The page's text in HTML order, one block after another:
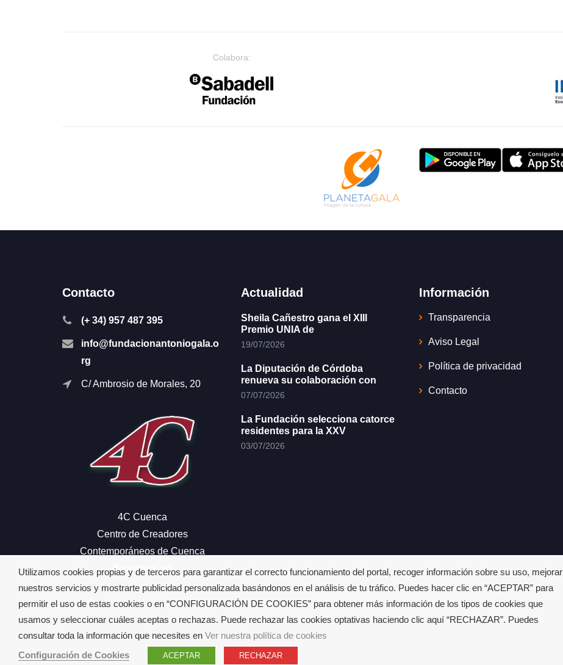
Colabora:
Contacto
(+ 34) 957 487 395
info@fundacionantoniogala.o
rg
C/ Ambrosio de Morales, 20
4C Cuenca
Centro de Creadores
Contemporáneos de Cuenca
4ccuenca.art
Actualidad
Sheila Cañestro gana el XIII
Premio UNIA de
19/07/2026
La Diputación de Córdoba
renueva su colaboración con
07/07/2026
La Fundación selecciona catorce
residentes para la XXV
03/07/2026
Información
Transparencia
Aviso Legal
Política de privacidad
Contacto
Utilizamos cookies propias y de terceros para garantizar el correcto funcionamiento del portal, recoger información sobre su uso, mejorar
nuestros servicios y mostrarte publicidad personalizada basándonos en el análisis de tu tráfico. Puedes hacer clic en “ACEPTAR” para
permitir el uso de estas cookies o en “CONFIGURACIÓN DE COOKIES” para obtener más información de los tipos de cookies que
usamos y seleccionar cuáles aceptas o rechazas. Puede rechazar las cookies optativas haciendo clic aquí “RECHAZAR”. Puedes
consultar toda la información que necesites en Ver nuestra política de cookies
Configuración de Cookies
ACEPTAR RECHAZAR